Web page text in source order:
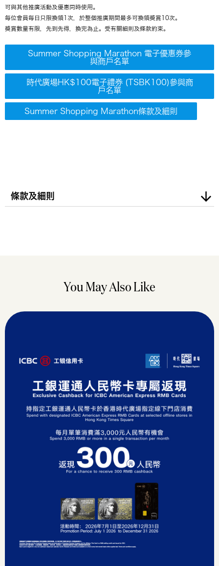
可與其他推廣活動及優惠同時使用。
每位會員每日只限換領1次，於整個推廣期間最多可換領獎賞10次。
獎賞數量有限，先到先得，換完為止。受有關細則及條款約束。
Summer Shopping Marathon 電子優惠券參
與商戶名單
時代廣場HK$100電子禮券 (TSBK100)參與商
戶名單
Summer Shopping Marathon條款及細則
條款及細則
You May Also Like